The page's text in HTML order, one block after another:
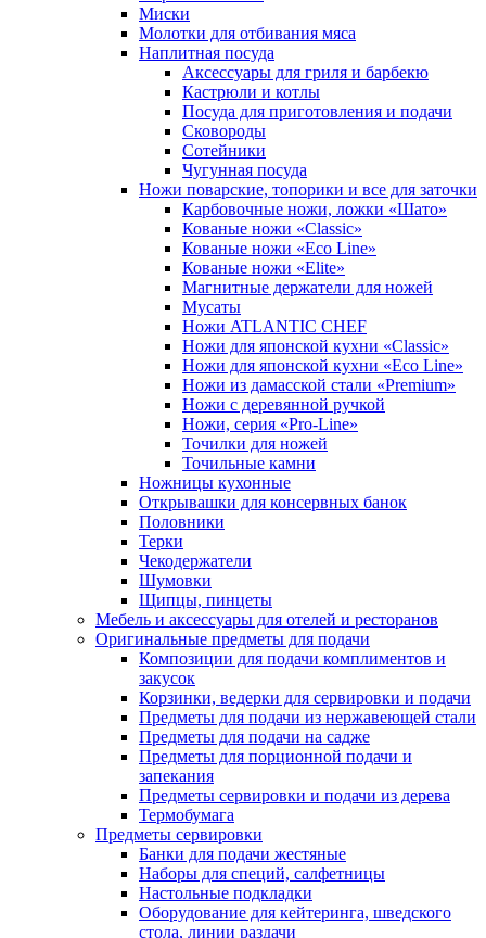
Миски
Молотки для отбивания мяса
Наплитная посуда
Аксессуары для гриля и барбекю
Кастрюли и котлы
Посуда для приготовления и подачи
Сковороды
Сотейники
Чугунная посуда
Ножи поварские, топорики и все для заточки
Карбовочные ножи, ложки «Шато»
Кованые ножи «Classic»
Кованые ножи «Eco Line»
Кованые ножи «Elite»
Магнитные держатели для ножей
Мусаты
Ножи ATLANTIC CHEF
Ножи для японской кухни «Classic»
Ножи для японской кухни «Eco Line»
Ножи из дамасской стали «Premium»
Ножи с деревянной ручкой
Ножи, серия «Pro-Line»
Точилки для ножей
Точильные камни
Ножницы кухонные
Открывашки для консервных банок
Половники
Терки
Чекодержатели
Шумовки
Щипцы, пинцеты
Мебель и аксессуары для отелей и ресторанов
Оригинальные предметы для подачи
Композиции для подачи комплиментов и
закусок
Корзинки, ведерки для сервировки и подачи
Предметы для подачи из нержавеющей стали
Предметы для подачи на садже
Предметы для порционной подачи и
запекания
Предметы сервировки и подачи из дерева
Термобумага
Предметы сервировки
Банки для подачи жестяные
Наборы для специй, салфетницы
Настольные подкладки
Оборудование для кейтеринга, шведского
стола, линии раздачи